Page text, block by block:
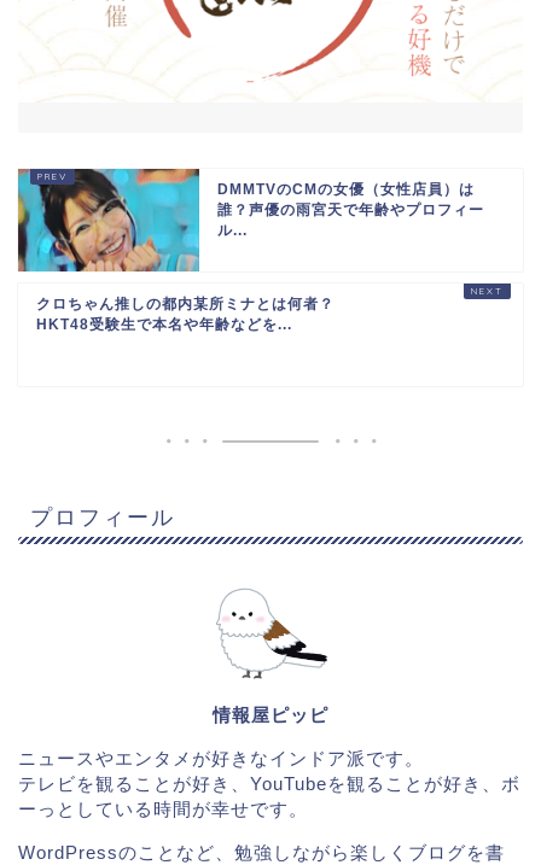
DMMTVのCMの女優（女性店員）は
誰？声優の雨宮天で年齢やプロフィー
ル...
クロちゃん推しの都内某所ミナとは何者？
HKT48受験生で本名や年齢などを...
プロフィール
情報屋ピッピ
ニュースやエンタメが好きなインドア派です。
テレビを観ることが好き、YouTubeを観ることが好き、ボ
ーっとしている時間が幸せです。
WordPressのことなど、勉強しながら楽しくブログを書